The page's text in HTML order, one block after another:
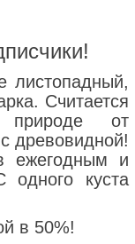
листопадный,
Считается
от
древовидной!
ежегодным и
куста
в 50%!